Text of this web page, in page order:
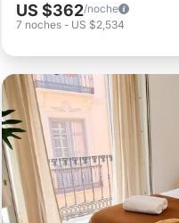
US $362/noche
7 noches - US $2,534